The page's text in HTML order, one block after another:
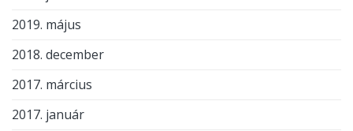
2019. május
2018. december
2017. március
2017. január